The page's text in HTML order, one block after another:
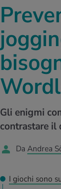
Gli enigmi
contrastare il
Da Andrea
I giochi sono